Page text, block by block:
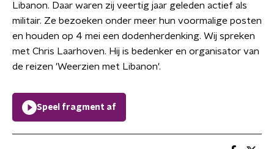
Libanon. Daar waren zij veertig jaar geleden actief als
militair. Ze bezoeken onder meer hun voormalige posten
en houden op 4 mei een dodenherdenking. Wij spreken
met Chris Laarhoven. Hij is bedenker en organisator van
de reizen 'Weerzien met Libanon'.
Speel fragment af